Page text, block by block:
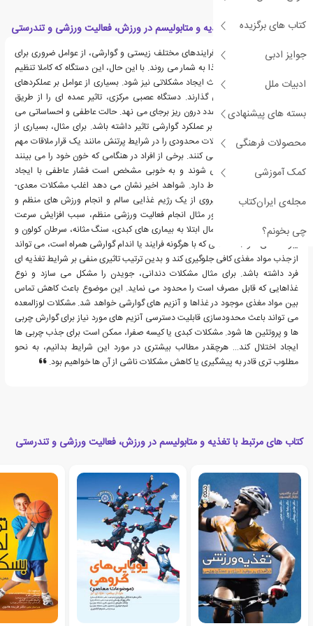
کتاب های برگزیده
جوایز ادبی
ادبیات ملل
بسته های پیشنهادی
محصولات فرهنگی
کمک آموزشی
مجله‌ی ایران‌کتاب
چی بخونم؟
قسمت هایی از کتاب تغذیه و متابولیسم در ورزش، فعالیت ورزشی و تندرستی
هرکدام از اندام ها و فرایندهای مختلف زیستی و گوارشی، از عوامل ضروری برای
گوارش و جذب مناسب غذا به شمار می روند. با این حال، این دستگاه که کاملا تنظیم
شده است، می تواند باعث ایجاد مشکلاتی نیز شود. بسیاری از عوامل بر عملکردهای
معدی- روده ای تاثیر می گذارند. دستگاه عصبی مرکزی، تاثیر عمده ای را از طریق
ارتباطات متقابل عصبی- غدد درون ریز برجای می نهد. حالت عاطفی و احساساتی می
تواند با درجات متفاوت، بر عملکرد گوارشی تاثیر داشته باشد. برای مثال، بسیاری از
افراد گرفتگی روده و مشکلات محدودی را در شرایط پرتنش مانند یک قرار ملاقات مهم
یا یک بازی بزرگ تجربه می کنند. برخی از افراد در هنگامی که خون خود را می بینند
دچار «ناراحتی معده» می شوند و به خوبی مشخص است فشار عاطفی با ایجاد
ناهنجاری های معده ارتباط دارد. شواهد اخیر نشان می دهد اغلب مشکلات معدی-
روده ای را می توان با پیروی از یک رژیم غذایی سالم و انجام ورزش های منظم و
مناسب درمان کرد. به طور مثال انجام فعالیت ورزشی منظم، سبب افزایش سرعت
تخلیه معده و کاهش احتمال ابتلا به بیماری های کبدی، سنگ مثانه، سرطان کولون و
یبوست می شود. مشکلاتی که با هرگونه فرایند یا اندام گوارشی همراه است، می تواند
از جذب مواد مغذی کافی جلوگیری کند و بدین ترتیب تاثیری منفی بر شرایط تغذیه ای
فرد داشته باشد. برای مثال مشکلات دندانی، جویدن را مشکل می سازد و نوع
غذاهایی که قابل مصرف است را محدود می نماید. این موضوع باعث کاهش تماس
بین مواد مغذی موجود در غذاها و آنزیم های گوارشی خواهد شد. مشکلات لوزالمعده
می تواند باعث محدودسازی قابلیت دسترسی آنزیم های مورد نیاز برای گوارش چربی
ها و پروتئین ها شود. مشکلات کبدی یا کیسه صفرا، ممکن است برای جذب چربی ها
ایجاد اختلال کند… هرچقدر مطالب بیشتری در مورد این شرایط بدانیم، به نحو
مطلوب تری قادر به پیشگیری یا کاهش مشکلات ناشی از آن ها خواهیم بود.
کتاب های مرتبط با تغذیه و متابولیسم در ورزش، فعالیت ورزشی و تندرستی